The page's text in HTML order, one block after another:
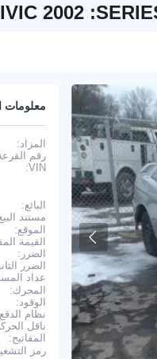
2002
معلومات
المزاد:
رقم
VIN:
البائع:
مستند
الموقع:
القيمة
الضرر:
الضرر
عداد
المحرك:
الوقود:
نظام
ناقل
المفاتيح:
رمز